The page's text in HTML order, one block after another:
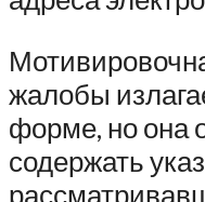
жалобы
форме, но она
содержать